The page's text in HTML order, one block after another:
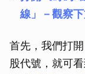
線」－觀察下
首先，我們打開
股代號，就可